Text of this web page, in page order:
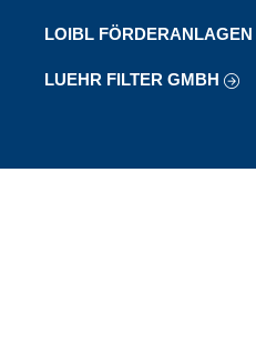
LOIBL
LUEHR FILTER GMBH